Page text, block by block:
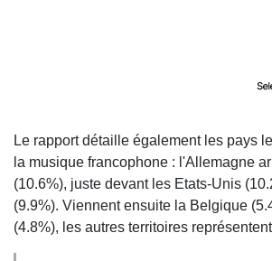
Le rapport détaille également les pays
la musique francophone : l'Allemagne
(10.6%), juste devant les Etats-Unis
(9.9%). Viennent ensuite la Belgique
(4.8%), les autres territoires